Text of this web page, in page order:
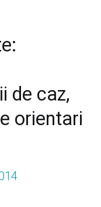
de caz,
orientari